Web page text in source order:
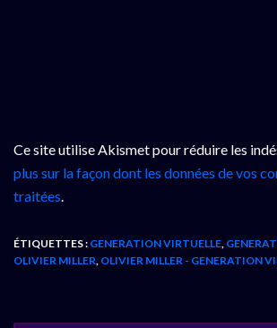
Ce site utilise Akismet pour réduire les
plus sur la façon dont les données de vos
traitées.
ÉTIQUETTES : GENERATION VIRTUELLE
OLIVIER MILLER OLIVIER MILLER - GENERATION